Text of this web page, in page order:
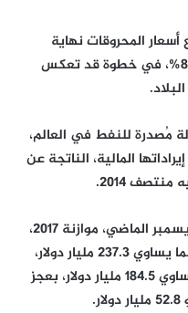
المحروقات نهاية
نوفمبر القادم بنسبة قد تصل إلى 80%، في خطوة قد تعكس
مُصدرة للنفط في العالم،
المالية، الناتجة عن
2014.
وأقرت السعودية في كانون الأول/ ديسمبر الماضي، موازنة 2017،
بإجمالي نفقات تبلغ 890 مليار ريال بما يساوي 237.3 مليار دولار،
مقابل إيرادات بلغت 692 مليار ريال تساوي 184.5 مليار دولار، بعجز